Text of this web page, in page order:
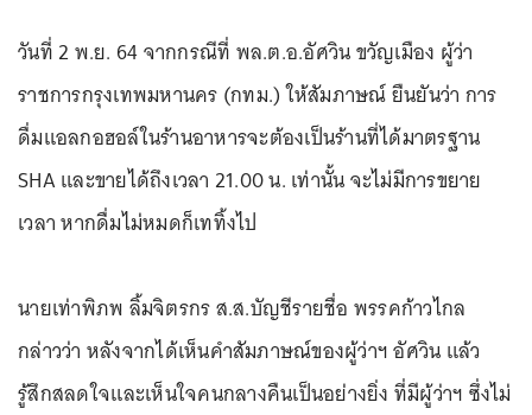
วันที่ 2 พ.ย. 64 จากกรณีที่ พล.ต.อ.อัศวิน ขวัญเมือง ผู้ว่า
ราชการกรุงเทพมหานคร (กทม.) ให้สัมภาษณ์ ยืนยันว่า การ
ดื่มแอลกอฮอล์ในร้านอาหารจะต้องเป็นร้านที่ได้มาตรฐาน
SHA และขายได้ถึงเวลา 21.00 น. เท่านั้น จะไม่มีการขยาย
เวลา หากดื่มไม่หมดก็เททิ้งไป
นายเท่าพิภพ ลิ้มจิตรกร ส.ส.บัญชีรายชื่อ พรรคก้าวไกล
กล่าวว่า หลังจากได้เห็นคำสัมภาษณ์ของผู้ว่าฯ อัศวิน เเล้ว
รู้สึกสลดใจเเละเห็นใจคนกลางคืนเป็นอย่างยิ่ง ที่มีผู้ว่าฯ ซึ่งไม่